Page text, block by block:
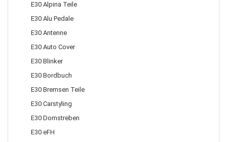
E30 Alpina Teile
E30 Alu Pedale
E30 Antenne
E30 Auto Cover
E30 Blinker
E30 Bordbuch
E30 Bremsen Teile
E30 Carstyling
E30 Domstreben
E30 eFH